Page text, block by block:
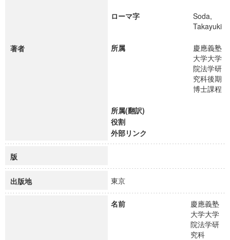
著者
ローマ字
Soda,
Takayuki
所属
慶應義塾
大学大学
院法学研
究科後期
博士課程
所属(翻訳)
役割
外部リンク
版
出版地 東京
名前
慶應義塾
大学大学
院法学研
究科